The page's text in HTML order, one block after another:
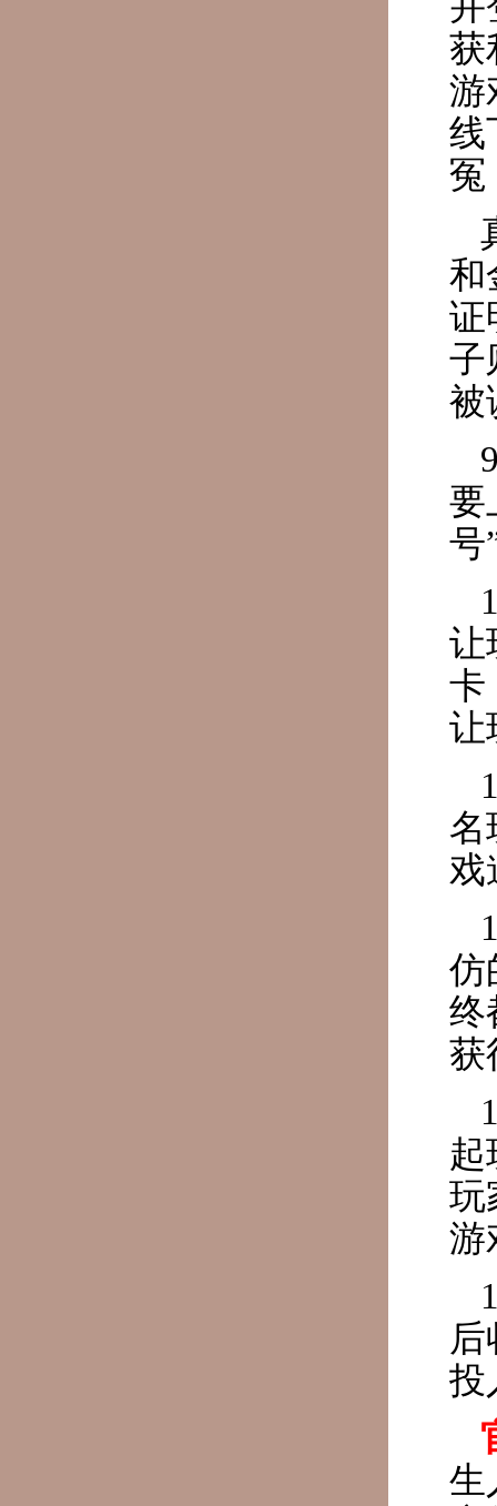
获
游
线
冤
和
证
子
被
要
号
让
卡
让
名
戏
仿
终
获
起
玩
游
投
生